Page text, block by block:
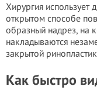
Хирургия использует
открытом способе
образный надрез, на
накладываются
закрытой
Как быстро